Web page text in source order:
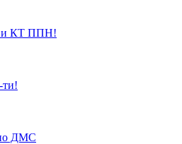
и КТ ППН!
ти!
ДМС